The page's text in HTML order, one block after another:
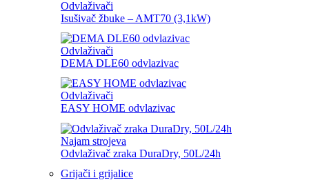
Odvlaživači
Isušivač žbuke – AMT70 (3,1kW)
Odvlaživači
DEMA DLE60 odvlazivac
Odvlaživači
EASY HOME odvlazivac
Najam strojeva
Odvlaživač zraka DuraDry, 50L/24h
Grijači i grijalice